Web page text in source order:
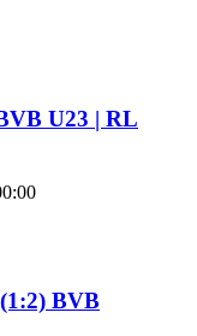
U23 | RL
BVB